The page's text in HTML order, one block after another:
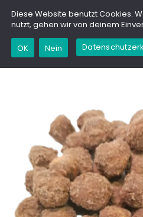
Inhalt
springen
Diese Website benutzt Cookies.
nutzt, gehen wir von deinem
OK Nein